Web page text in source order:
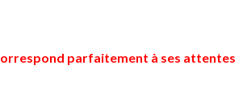
parfaitement à ses attentes